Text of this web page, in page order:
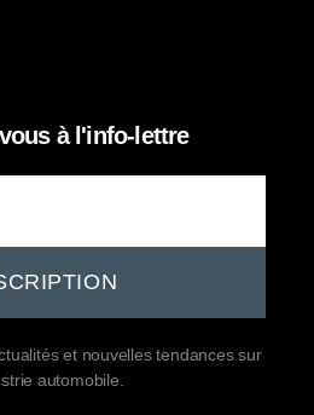
à l'info-lettre
et nouvelles tendances sur
automobile.